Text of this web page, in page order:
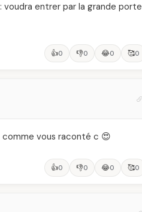
voudra entrer par la grande porte
👍0 👎0 😂0 🥰0
comme vous raconté c 😍
👍0 👎0 😂0 🥰0